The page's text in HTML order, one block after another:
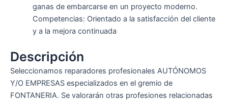
ganas de embarcarse en un proyecto moderno.
Competencias: Orientado a la satisfacción del cliente
y a la mejora continuada
Descripción
Seleccionamos reparadores profesionales AUTÓNOMOS
Y/O EMPRESAS especializados en el gremio de
FONTANERIA. Se valorarán otras profesiones relacionadas